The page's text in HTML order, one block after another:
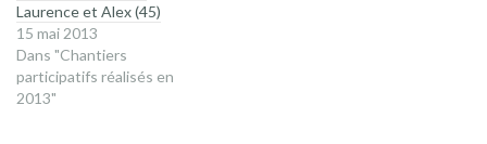
Laurence et Alex (45)
15 mai 2013
Dans "Chantiers
participatifs réalisés en
2013"